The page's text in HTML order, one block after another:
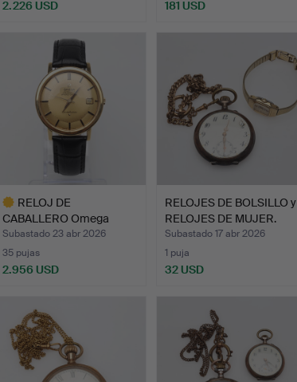
2.226 USD
seleccionado
181 USD
RELOJ DE
CABALLERO Omega
Constellation pie…
Subastado 23 abr 2026
35 pujas
2.956 USD
seleccionado
RELOJES DE BOLSILLO y
RELOJES DE MUJER.
Subastado 17 abr 2026
1 puja
32 USD